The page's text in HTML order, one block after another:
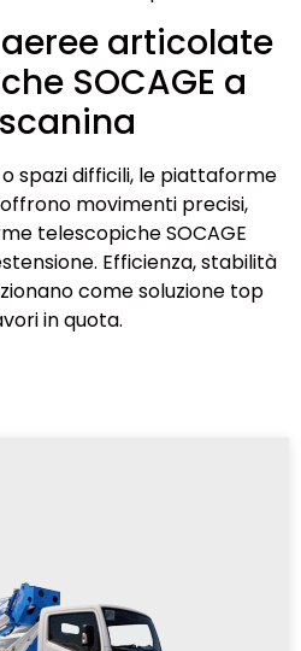
articolate
SOCAGE a
spazi difficili, le piattaforme
movimenti precisi,
telescopiche SOCAGE
Efficienza, stabilità
come soluzione top
in quota.